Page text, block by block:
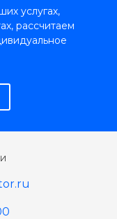
услугах,
рассчитаем